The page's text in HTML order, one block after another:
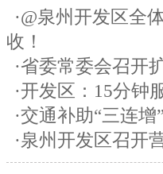
·@泉州开发区全
收！
·省委常委会召开
·开发区：15分钟
·交通补助“三连
·泉州开发区召开